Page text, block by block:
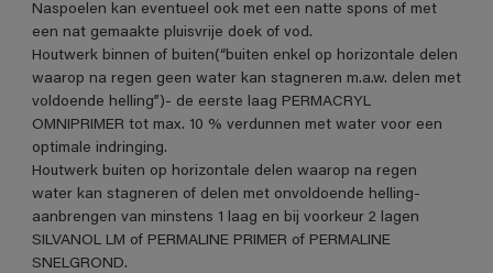
Naspoelen kan eventueel ook met een natte spons of met
een nat gemaakte pluisvrije doek of vod.
Houtwerk binnen of buiten(“buiten enkel op horizontale delen
waarop na regen geen water kan stagneren m.a.w. delen met
voldoende helling”)- de eerste laag PERMACRYL
OMNIPRIMER tot max. 10 % verdunnen met water voor een
optimale indringing.
Houtwerk buiten op horizontale delen waarop na regen
water kan stagneren of delen met onvoldoende helling-
aanbrengen van minstens 1 laag en bij voorkeur 2 lagen
SILVANOL LM of PERMALINE PRIMER of PERMALINE
SNELGROND.